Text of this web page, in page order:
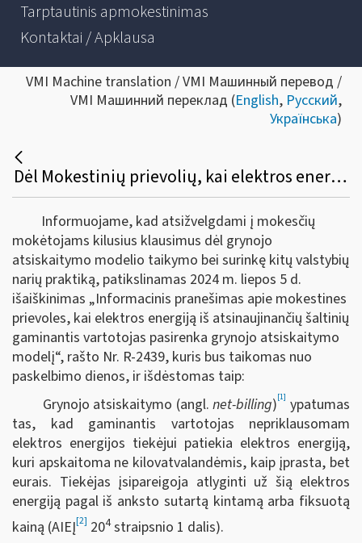
Tarptautinis apmokestinimas
Kontaktai / Apklausa
VMI Machine translation / VMI Машинный перевод /
VMI Машинний переклад (English, Русский,
Українська)
Dėl Mokestinių prievolių, kai elektros energiją iš atsinaujinančių šaltinių gaminantis vartotojas pasirenka grynojo atsiskaitymo modelį
Informuojame, kad atsižvelgdami į mokesčių
mokėtojams kilusius klausimus dėl grynojo
atsiskaitymo modelio taikymo bei surinkę kitų valstybių
narių praktiką, patikslinamas 2024 m. liepos 5 d.
išaiškinimas „Informacinis pranešimas apie mokestines
prievoles, kai elektros energiją iš atsinaujinančių šaltinių
gaminantis vartotojas pasirenka grynojo atsiskaitymo
modelį“, rašto Nr. R-2439, kuris bus taikomas nuo
paskelbimo dienos, ir išdėstomas taip:
Grynojo atsiskaitymo (angl. net-billing)[1] ypatumas
tas, kad gaminantis vartotojas nepriklausomam
elektros energijos tiekėjui patiekia elektros energiją,
kuri apskaitoma ne kilovatvalandėmis, kaip įprasta, bet
eurais. Tiekėjas įsipareigoja atlyginti už šią elektros
energiją pagal iš anksto sutartą kintamą arba fiksuotą
kainą (AIEĮ[2] 204straipsnio 1 dalis).